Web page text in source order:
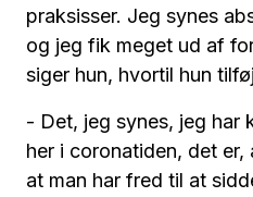
praksisser. Jeg synes
og jeg fik meget ud af
siger hun, hvortil hun
- Det, jeg synes, jeg har
her i coronatiden, det
at man har fred til at